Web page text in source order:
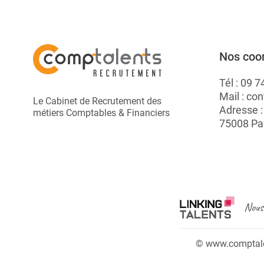
Le Cabinet de Recrutement des
métiers Comptables & Financiers
Nos
Tél : 09
Mail :
Adresse
75008
©